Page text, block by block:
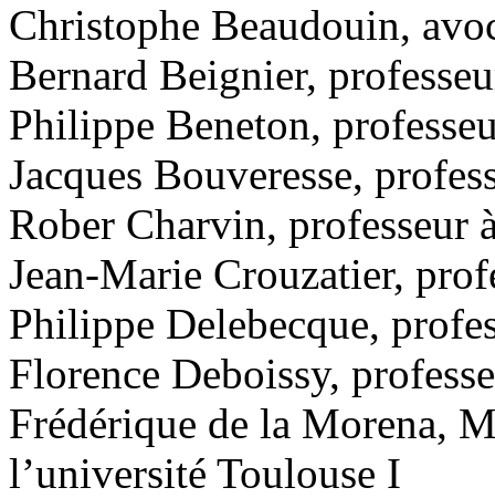
Christophe Beaudouin,
Bernard Beignier,
Philippe Beneton,
Jacques Bouveresse,
Rober Charvin, professeur
Jean-Marie Crouzatier,
Philippe Delebecque,
Florence Deboissy,
Frédérique de la Morena,
l’université Toulouse I